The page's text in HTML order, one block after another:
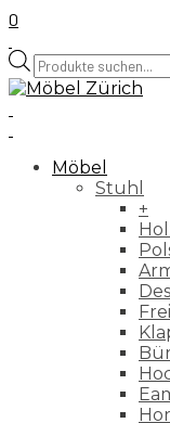
0
Products
search
Möbel
Stuhl
+